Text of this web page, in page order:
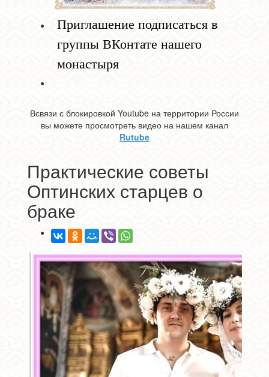
Приглашение подписаться в
группы ВКонтате нашего
монастыря
Всвязи с блокировкой Youtube на территории России
вы можете просмотреть видео на нашем канал
Rutube
Практические советы
Оптинских старцев о
браке